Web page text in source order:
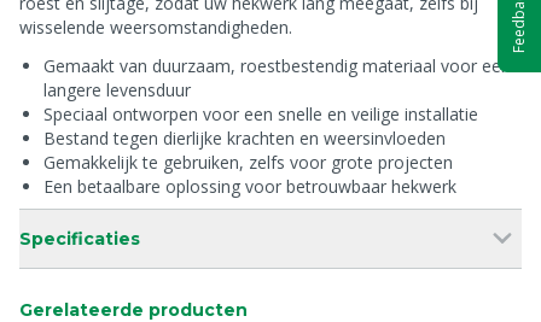
wisselende weersomstandigheden.
Gemaakt van duurzaam, roestbestendig materiaal voor een
langere levensduur
Speciaal ontworpen voor een snelle en veilige installatie
Bestand tegen dierlijke krachten en weersinvloeden
Gemakkelijk te gebruiken, zelfs voor grote projecten
Een betaalbare oplossing voor betrouwbaar hekwerk
Specificaties
Gerelateerde producten
Feedback